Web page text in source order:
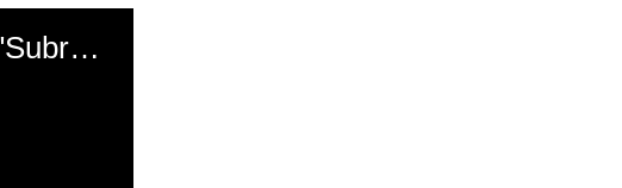
El mal momento de Yanina Gasañol con un hincha argentino en "Subrayado"